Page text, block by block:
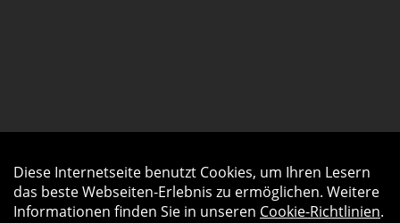
Diese Internetseite benutzt Cookies, um Ihren Lesern
das beste Webseiten-Erlebnis zu ermöglichen. Weitere
Informationen finden Sie in unseren Cookie-Richtlinien.
Auftrag widerrufen